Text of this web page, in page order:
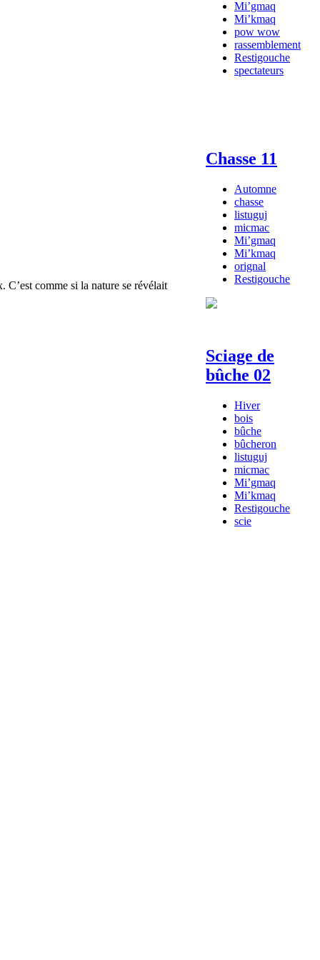
Mi’gmaq
Mi’kmaq
pow wow
rassemblement
Restigouche
spectateurs
C’est comme si la nature se révélait
Chasse 11
Automne
chasse
listuguj
micmac
Mi’gmaq
Mi’kmaq
orignal
Restigouche
Sciage de
bûche 02
Hiver
bois
bûche
bûcheron
listuguj
micmac
Mi’gmaq
Mi’kmaq
Restigouche
scie